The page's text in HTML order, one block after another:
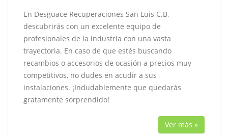
En Desguace Recuperaciones San Luis C.B,
descubrirás con un excelente equipo de
profesionales de la industria con una vasta
trayectoria. En caso de que estés buscando
recambios o accesorios de ocasión a precios muy
competitivos, no dudes en acudir a sus
instalaciones. ¡Indudablemente que quedarás
gratamente sorprendido!
Ver más »